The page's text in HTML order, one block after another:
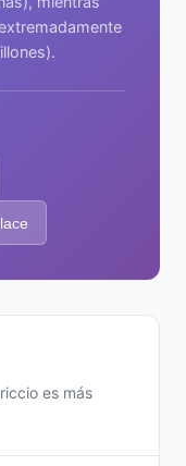
es más